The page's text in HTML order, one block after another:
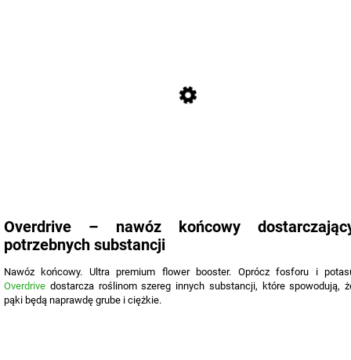
Overdrive – nawóz końcowy
potrzebnych substancji
Nawóz końcowy. Ultra premium flower booster. Oprócz fosforu i
Overdrive dostarcza roślinom szereg innych substancji, które spowodują,
pąki będą naprawdę grube i ciężkie.